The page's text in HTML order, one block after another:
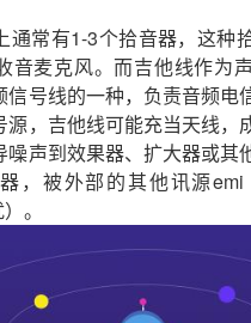
通常有1-3个拾音器，这种
音麦克风。而吉他线作为
号线的一种，负责音频电
源，吉他线可能充当天线，
噪声到效果器、扩大器或其
，被外部的其他讯源
。